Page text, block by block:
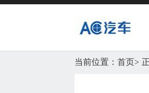
当前位置： 首页>